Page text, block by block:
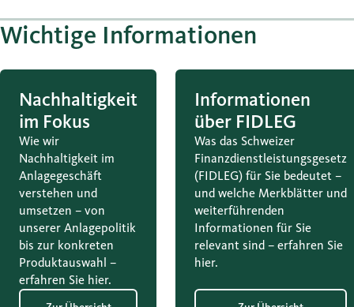
Wichtige Informationen
Nachhaltigkeit
im Fokus
Wie wir
Nachhaltigkeit im
Anlagegeschäft
verstehen und
umsetzen – von
unserer Anlagepolitik
bis zur konkreten
Produktauswahl –
erfahren Sie hier.
Informationen
über FIDLEG
Was das Schweizer
Finanzdienstleistungsgesetz
(FIDLEG) für Sie bedeutet –
und welche Merkblätter und
weiterführenden
Informationen für Sie
relevant sind – erfahren Sie
hier.